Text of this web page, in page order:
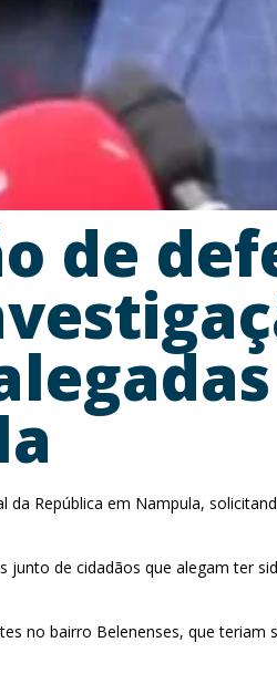
de
República em Nampula,
de cidadãos que alegam ter
no bairro Belenenses, que